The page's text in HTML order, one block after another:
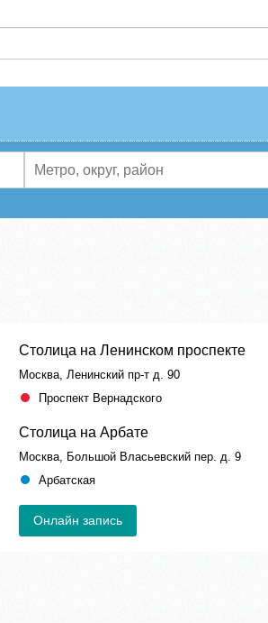
Столица на Ленинском проспекте
Москва, Ленинский пр-т д. 90
Проспект Вернадского
Столица на Арбате
Москва, Большой Власьевский пер. д. 9
Арбатская
Онлайн запись